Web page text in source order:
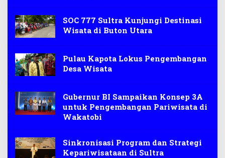
SOC 777 Sultra Kunjungi Destinasi
Wisata di Buton Utara
Pulau Kapota Lokus Pengembangan
Desa Wisata
Gubernur BI Sampaikan Konsep 3A
untuk Pengembangan Pariwisata di
Wakatobi
Sinkronisasi Program dan Strategi
Kepariwisataan di Sultra